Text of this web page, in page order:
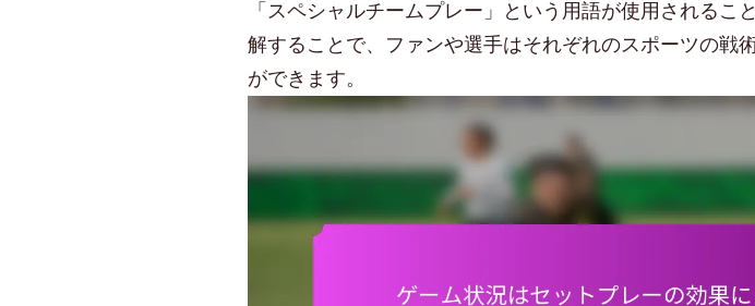
「スペシャルチームプレー」という用語が使用されるこ
解することで、ファンや選手はそれぞれのスポーツの戦
ができます。